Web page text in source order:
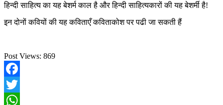
हिन्दी साहित्य का यह बेशर्म काल है और हिन्दी साहित्यकारों की यह बेशर्मी है!
इन दोनों कवियों की यह कविताएँ कविताकोश पर पढी जा सकती हैं
Post Views: 869
Facebook
Twitter